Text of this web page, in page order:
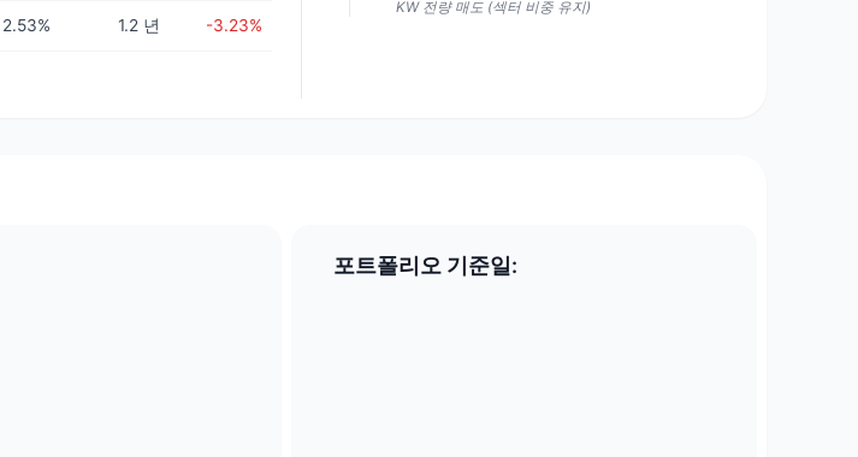
2.53% 1.2 년 -3.23%
KW 전량 매도 (섹터 비중 유지)
포트폴리오 기준일: